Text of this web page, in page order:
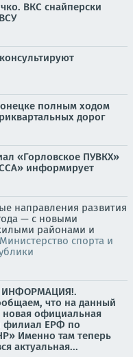
ВКС снайперски
полным ходом
дорог
«Горловское ПУВКХ»
информирует
направления развития
— с новыми
районами и
Министерство спорта и
ИНФОРМАЦИЯ!.
что на данный
новая официальная
филиал ЕРФ по
Именно там теперь
актуальная...